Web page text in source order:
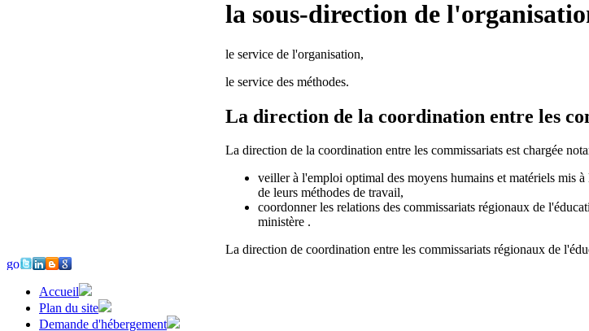
la sous-direction de
le service de l'organisation,
le service des méthodes.
La direction de la coordination entre les
La direction de la coordination entre les commissariats est chargée
veiller à l'emploi optimal des moyens humains et matériels mis
de leurs méthodes de travail,
coordonner les relations des commissariats régionaux de
ministère .
La direction de coordination entre les commissariats régionaux de
Accueil
Plan du site
Demande d'hébergement